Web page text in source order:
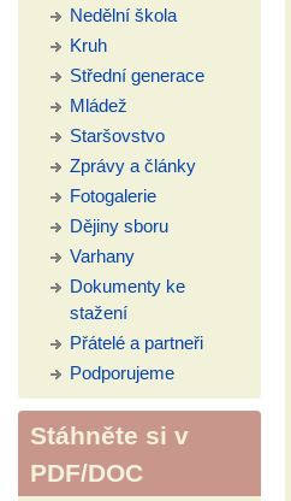
Nedělní škola
Kruh
Střední generace
Mládež
Staršovstvo
Zprávy a články
Fotogalerie
Dějiny sboru
Varhany
Dokumenty ke
stažení
Přátelé a partneři
Podporujeme
Stáhněte si v
PDF/DOC